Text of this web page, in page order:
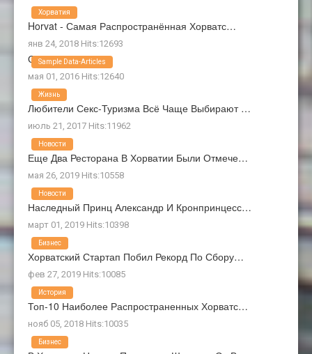
Horvat - Самая Распространённая Хорватс…
янв 24, 2018 Hits:12693
Хорватия
О Нас
мая 01, 2016 Hits:12640
Sample Data-Articles
Любители Секс-Туризма Всё Чаще Выбирают …
июль 21, 2017 Hits:11962
Жизнь
Еще Два Ресторана В Хорватии Были Отмече…
мая 26, 2019 Hits:10558
Новости
Наследный Принц Александр И Кронпринцесс…
март 01, 2019 Hits:10398
Новости
Хорватский Стартап Побил Рекорд По Сбору…
фев 27, 2019 Hits:10085
Бизнес
Топ-10 Наиболее Распространенных Хорватс…
нояб 05, 2018 Hits:10035
История
Бизнес